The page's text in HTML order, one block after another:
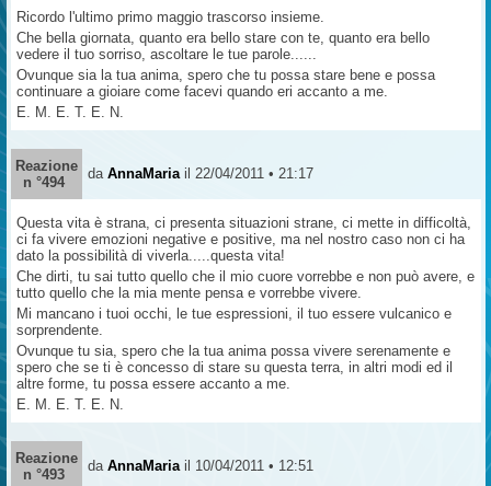
Ricordo l'ultimo primo maggio trascorso insieme.
Che bella giornata, quanto era bello stare con te, quanto era bello
vedere il tuo sorriso, ascoltare le tue parole......
Ovunque sia la tua anima, spero che tu possa stare bene e possa
continuare a gioiare come facevi quando eri accanto a me.
E. M. E. T. E. N.
Reazione
n °494
da AnnaMaria il 22/04/2011 • 21:17
Questa vita è strana, ci presenta situazioni strane, ci mette in difficoltà,
ci fa vivere emozioni negative e positive, ma nel nostro caso non ci ha
dato la possibilità di viverla.....questa vita!
Che dirti, tu sai tutto quello che il mio cuore vorrebbe e non può avere, e
tutto quello che la mia mente pensa e vorrebbe vivere.
Mi mancano i tuoi occhi, le tue espressioni, il tuo essere vulcanico e
sorprendente.
Ovunque tu sia, spero che la tua anima possa vivere serenamente e
spero che se ti è concesso di stare su questa terra, in altri modi ed il
altre forme, tu possa essere accanto a me.
E. M. E. T. E. N.
Reazione
n °493
da AnnaMaria il 10/04/2011 • 12:51